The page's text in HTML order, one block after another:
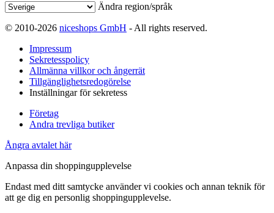
Ändra region/språk
© 2010-2026 niceshops GmbH - All rights reserved.
Impressum
Sekretesspolicy
Allmänna villkor och ångerrät
Tillgänglighetsredogörelse
Inställningar för sekretess
Företag
Andra trevliga butiker
Ångra avtalet här
Anpassa din shoppingupplevelse
Endast med ditt samtycke använder vi cookies och annan teknik för
att ge dig en personlig shoppingupplevelse.